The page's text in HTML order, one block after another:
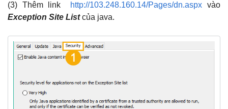
(3) Thêm link http://103.248.160.14/Pages/dn.aspx vào
Exception Site Listcủa java.